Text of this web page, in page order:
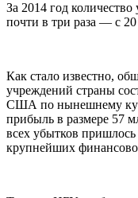
За 2014 год
почти в три раза — с
Как стало известно,
учреждений страны
США по нынешнему
прибыль в размере 57
всех убытков
крупнейших